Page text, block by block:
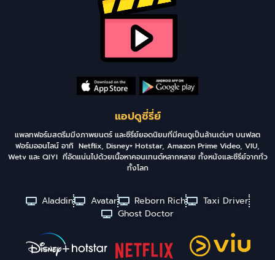
แอปดูซี่รี่ย์
แพลทฟอร์มสตรีมมิ่งภาพยนตร์ และซีรี่ย์ยอดนิยมที่มีคนดูเป็นล้านเด่นๆ บนฟลต
ฟอร์มออนไลน์ อาทิ Netflix, Disney+ Hotstar, Amazon Prime Video, VIU,
Wetv และ QIYI ที่อัดแน่นไปด้วยเนื้อหาคอนเทนต์หลากหลาย ทั้งหนังและซีรี่ย์จากทั่ว
ทั้งโลก
Aladdin Avatar Reborn Rich
Taxi Driver
Ghost Doctor